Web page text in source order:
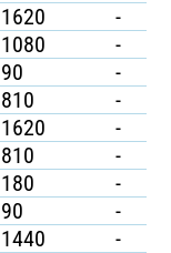
1620 -
1080 -
90 -
810 -
1620 -
810 -
180 -
90 -
1440 -